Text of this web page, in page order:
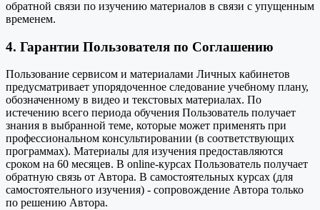
обратной связи по изучению материалов в связи с упущенным
временем.
4. Гарантии Пользователя по Соглашению
Пользование сервисом и материалами Личных кабинетов
предусматривает упорядоченное следование учебному плану,
обозначенному в видео и текстовых материалах. По
истечению всего периода обучения Пользователь получает
знания в выбранной теме, которые может применять при
профессиональном консультировании (в соответствующих
программах). Материалы для изучения предоставляются
сроком на 60 месяцев. В online-курсах Пользователь получает
обратную связь от Автора. В самостоятельных курсах (для
самостоятельного изучения) - сопровождение Автора только
по решению Автора.